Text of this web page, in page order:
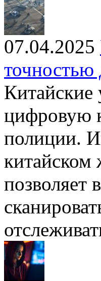
07.04.2025
точностью
Китайские
цифровую
полиции.
китайском
позволяет